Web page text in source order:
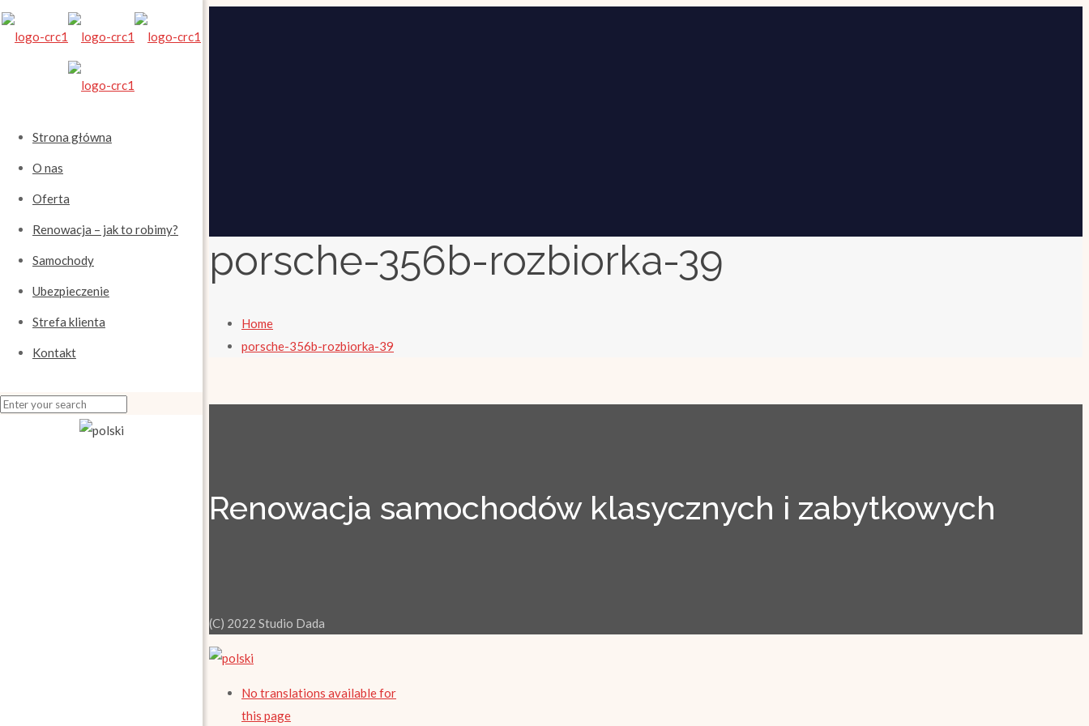
Strona główna
O nas
Oferta
Renowacja – jak to robimy?
Samochody
Ubezpieczenie
Strefa klienta
Kontakt
porsche-356b-rozbiorka-39
Home
porsche-356b-rozbiorka-39
Renowacja samochodów klasycznych i zabytkowych
(C) 2022 Studio Dada
No translations available for
this page